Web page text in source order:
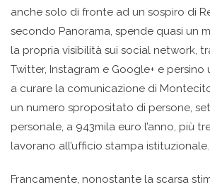
anche solo di fronte ad un sospiro di
secondo Panorama, spende quasi un
la propria visibilità sui social network,
Twitter, Instagram e Google+ e persino
a curare la comunicazione di
un numero spropositato di persone,
personale, a 943mila euro l’anno, più
lavorano all’ufficio stampa istituzionale.
Francamente, nonostante la scarsa